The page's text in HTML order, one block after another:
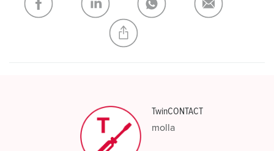
CREA NUOVA LISTA
TwinCONTACT
molla